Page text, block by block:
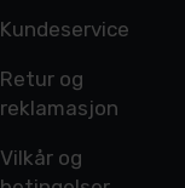
Kundeservice
Retur og
reklamasjon
Vilkår og